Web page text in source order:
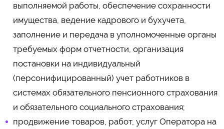
выполняемой работы, обеспечение сохранности
имущества, ведение кадрового и бухучета,
заполнение и передача в уполномоченные органы
требуемых форм отчетности, организация
постановки на индивидуальный
(персонифицированный) учет работников в
системах обязательного пенсионного страхования
и обязательного социального страхования;
продвижение товаров, работ, услуг Оператора на